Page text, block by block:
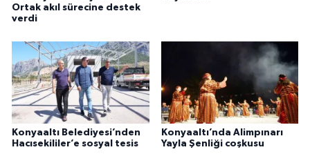
Ortak akıl sürecine destek
verdi
Konyaaltı Belediyesi’nden
Hacısekililer’e sosyal tesis
Konyaaltı’nda Alimpınarı
Yayla Şenliği coşkusu